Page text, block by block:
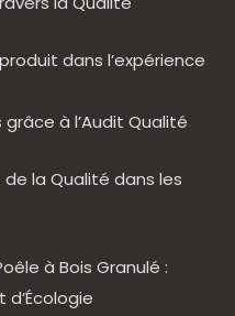
dans l’expérience
à l’Audit Qualité
de la Qualité dans les
à Bois Granulé :